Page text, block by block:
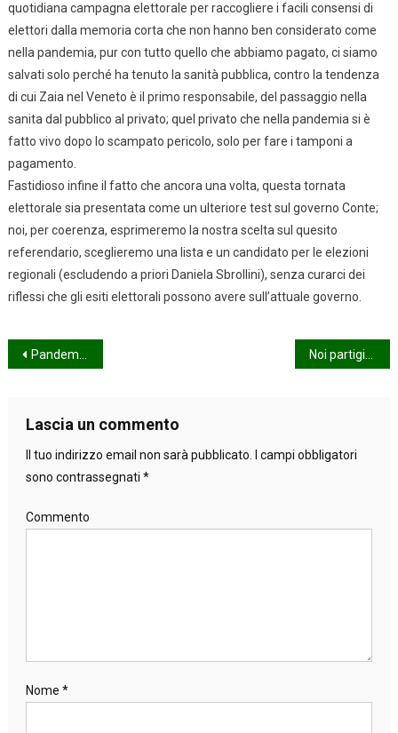
quotidiana campagna elettorale per raccogliere i facili consensi di
elettori dalla memoria corta che non hanno ben considerato come
nella pandemia, pur con tutto quello che abbiamo pagato, ci siamo
salvati solo perché ha tenuto la sanità pubblica, contro la tendenza
di cui Zaia nel Veneto è il primo responsabile, del passaggio nella
sanita dal pubblico al privato; quel privato che nella pandemia si è
fatto vivo dopo lo scampato pericolo, solo per fare i tamponi a
pagamento.
Fastidioso infine il fatto che ancora una volta, questa tornata
elettorale sia presentata come un ulteriore test sul governo Conte;
noi, per coerenza, esprimeremo la nostra scelta sul quesito
referendario, sceglieremo una lista e un candidato per le elezioni
regionali (escludendo a priori Daniela Sbrollini), senza curarci dei
riflessi che gli esiti elettorali possono avere sull’attuale governo.
Navigazione
Pandemia: una modesta proposta
Lascia un commento
Il tuo indirizzo email non sarà pubblicato.
I campi obbligatori
sono contrassegnati *
Commento
Nome *